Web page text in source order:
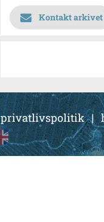
Kontakt arkivet
privatlivspolitik|